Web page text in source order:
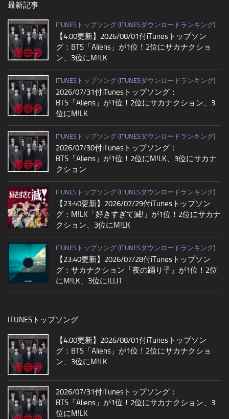
最新記事
ITUNESトップソング (ITUNESダウンロードランキング)
【4:00更新】2026/08/01付iTunesトップソン
グ：BTS「Aliens」が1位！2位にサカナクショ
ン、3位にM!LK
ITUNESトップソング (ITUNESダウンロードランキング)
2026/07/31付iTunesトップソング：
BTS「Aliens」が1位！2位にサカナクション、3
位にM!LK
ITUNESトップソング (ITUNESダウンロードランキング)
2026/07/30付iTunesトップソング：
BTS「Aliens」が1位！2位にM!LK、3位にサカナ
クション
ITUNESトップソング (ITUNESダウンロードランキング)
【23:40更新】2026/07/29付iTunesトップソン
グ：M!LK「好きすぎて滅!」が1位！2位にサカナ
クション、3位にM!LK
ITUNESトップソング (ITUNESダウンロードランキング)
【23:40更新】2026/07/28付iTunesトップソン
グ：サカナクション「夜の踊り子」が1位！2位
にM!LK、3位にILLIT
ITUNESトップソング
【4:00更新】2026/08/01付iTunesトップソン
グ：BTS「Aliens」が1位！2位にサカナクショ
ン、3位にM!LK
2026/07/31付iTunesトップソング：
BTS「Aliens」が1位！2位にサカナクション、3
位にM!LK